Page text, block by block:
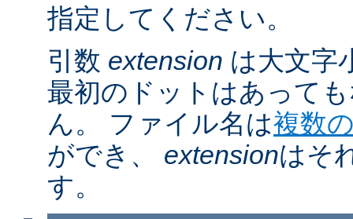
指定してください。
引数 extension は大文字
最初のドットはあって
ん。 ファイル名は複数
ができ、 extensionはそ
す。